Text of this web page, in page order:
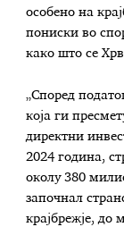
особено на
пониски во
како што се
„Според
која ги
директни
2024 година,
околу 380
започнал
крајбрежје, до